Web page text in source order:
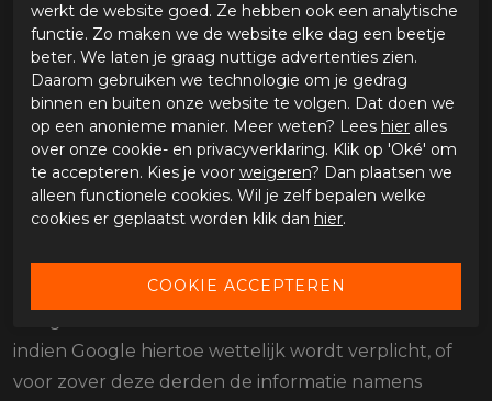
Google opgeslagen op servers in de Verenigde
Staten. Lees hetprivacybeleidvan Google voor meer
informatie, alsook het specifieke privacybeleid
Google Analytics.
Google gebruikt deze informatie om bij te houden
hoe onze website gebruikt wordt, om rapporten
over de website aan ons te kunnen verstrekken en
om haar adverteerders informatie over de
effectiviteit van hun campagnes te kunnen bieden.
indien Google hiertoe wettelijk wordt verplicht, of
voor zover deze derden de informatie namens
werkt de website goed. Ze hebben ook een analytische
functie. Zo maken we de website elke dag een beetje
beter. We laten je graag nuttige advertenties zien.
Daarom gebruiken we technologie om je gedrag
binnen en buiten onze website te volgen. Dat doen we
op een anonieme manier. Meer weten? Lees hier alles
over onze cookie- en privacyverklaring. Klik op 'Oké' om
te accepteren. Kies je voor weigeren? Dan plaatsen we
alleen functionele cookies. Wil je zelf bepalen welke
cookies er geplaatst worden klik dan hier.